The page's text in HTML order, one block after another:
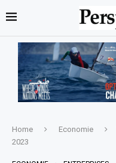
Home Economie
2023